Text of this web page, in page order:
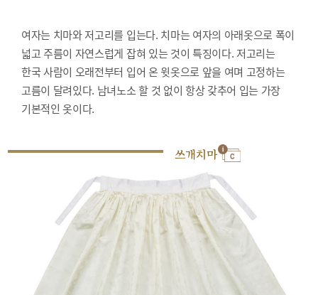
여자는 치마와 저고리를 입는다. 치마는 여자의 아래옷으로 폭이
넓고 주름이 자연스럽게 잡혀 있는 것이 특징이다. 저고리는
한국 사람이 오래전부터 입어 온 윗옷으로 앞을 여며 고정하는
고름이 달려있다. 남녀노소 할 것 없이 항상 갖추어 입는 가장
기본적인 옷이다.
쓰개치마